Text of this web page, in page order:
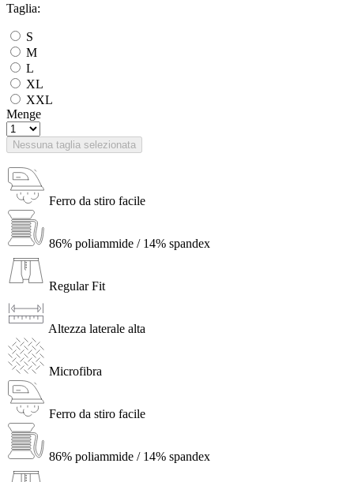
Taglia:
S
M
L
XL
XXL
Menge
Nessuna taglia selezionata
Ferro da stiro facile
86% poliammide / 14% spandex
Regular Fit
Altezza laterale alta
Microfibra
Ferro da stiro facile
86% poliammide / 14% spandex